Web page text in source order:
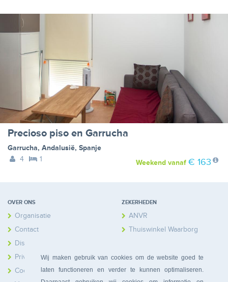
Wij maken gebruik van cookies om de website goed te
laten functioneren en verder te kunnen optimaliseren.
Precioso piso en Garrucha
Garrucha, Andalusië, Spanje
4
1 Weekendvanaf € 163
OVER ONS
Organisatie
Contact
Disclaimer
Privacy
Cookies
ZEKERHEDEN
ANVR
Thuiswinkel Waarborg